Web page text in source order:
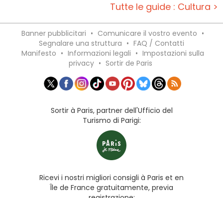
Tutte le guide : Cultura >
Banner pubblicitari • Comunicare il vostro evento •
Segnalare una struttura • FAQ / Contatti
Manifesto • Informazioni legali • Impostazioni sulla
privacy • Sortir de Paris
Sortir à Paris, partner dell'Ufficio del
Turismo di Parigi:
Ricevi i nostri migliori consigli à Paris et en
Île de France gratuitamente, previa